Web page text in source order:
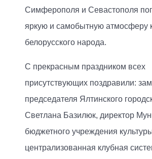
Симферополя и Севастополя
яркую и самобытную атмосферу
белорусского народа.
С прекрасным праздником всех
присутствующих поздравили:
председателя Ялтинского
Светлана Базилюк, директор
бюджетного учреждения
централизованная клубная